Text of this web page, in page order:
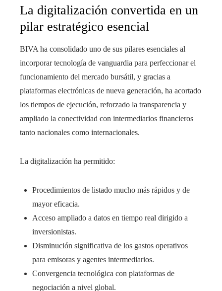
La digitalización convertida en un
pilar estratégico esencial
BIVA ha consolidado uno de sus pilares esenciales al
incorporar tecnología de vanguardia para perfeccionar el
funcionamiento del mercado bursátil, y gracias a
plataformas electrónicas de nueva generación, ha acortado
los tiempos de ejecución, reforzado la transparencia y
ampliado la conectividad con intermediarios financieros
tanto nacionales como internacionales.
La digitalización ha permitido:
Procedimientos de listado mucho más rápidos y de
mayor eficacia.
Acceso ampliado a datos en tiempo real dirigido a
inversionistas.
Disminución significativa de los gastos operativos
para emisoras y agentes intermediarios.
Convergencia tecnológica con plataformas de
negociación a nivel global.